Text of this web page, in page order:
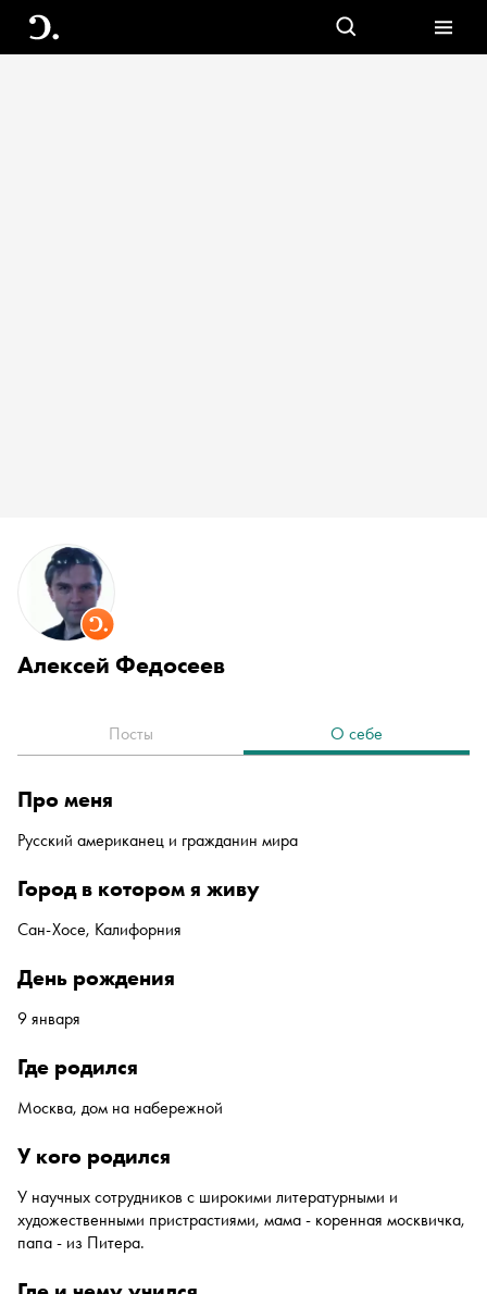
Алексей Федосеев
Посты О себе
про меня
Русский американец и гражданин мира
город в котором я живу
Сан-Хосе, Калифорния
день рождения
9 января
где родился
Москва, дом на набережной
у кого родился
У научных сотрудников с широкими литературными и
художественными пристрастиями, мама - коренная москвичка,
папа - из Питера.